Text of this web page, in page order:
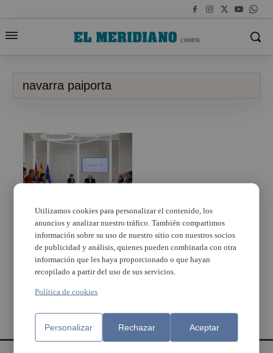
navarra paiporta
Paiporta homenatja la
Policia Foral i al poble
de Navarra per la seua
ajuda durant la DANA
Utilizamos cookies para personalizar el contenido, los
anuncios y analizar nuestro tráfico. También compartimos
información sobre su uso de nuestro sitio con nuestros socios
de publicidad y análisis, quienes pueden combinarla con otra
información que les haya proporcionado o que hayan
recopilado a partir del uso de sus servicios.
Política de cookies
Personalizar Rechazar Aceptar